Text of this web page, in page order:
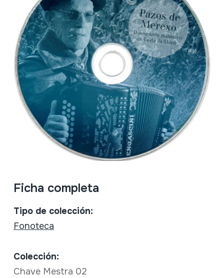
Ficha completa
Tipo de colección:
Fonoteca
Colección:
Chave Mestra 02